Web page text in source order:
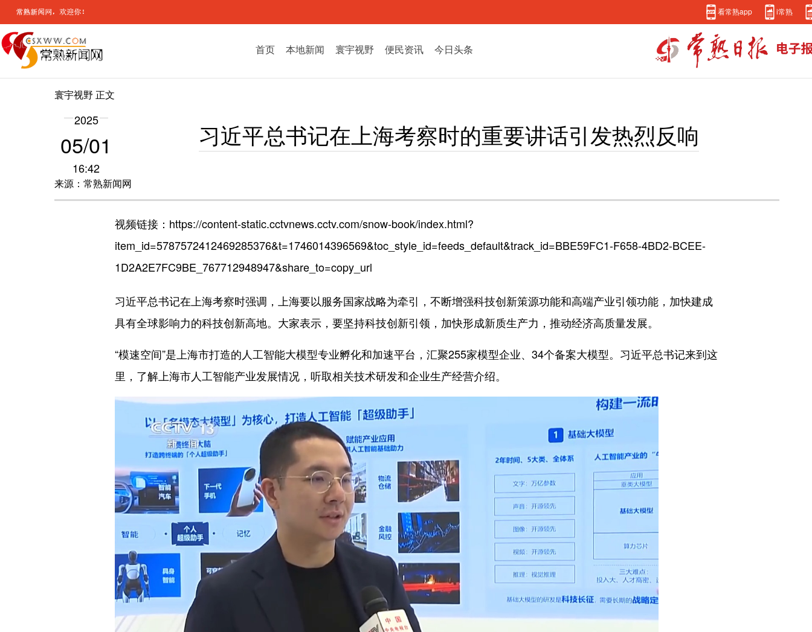
看常熟app i常熟
首页 本地新闻 寰宇视野 便民资讯 今日头条
寰宇视野 正文
2025
05/01
16:42
来源：常熟新闻网
习近平总书记在上海考察时的重要讲话引发热烈反响
视频链接： https://content-static.cctvnews.cctv.com/snow-book/index.html?
item_id=5787572412469285376&t=1746014396569&toc_style_id=feeds_default&track_id=BBE59FC1-F658-4BD2-BCEE-
1D2A2E7FC9BE_767712948947&share_to=copy_url
习近平总书记在上海考察时强调，上海要以服务国家战略为牵引，不断增强科技创新策源功能和高端产业引领功能，加快建成
具有全球影响力的科技创新高地。大家表示，要坚持科技创新引领，加快形成新质生产力，推动经济高质量发展。
“模速空间”是上海市打造的人工智能大模型专业孵化和加速平台，汇聚255家模型企业、34个备案大模型。习近平总书记来到这
里，了解上海市人工智能产业发展情况，听取相关技术研发和企业生产经营介绍。